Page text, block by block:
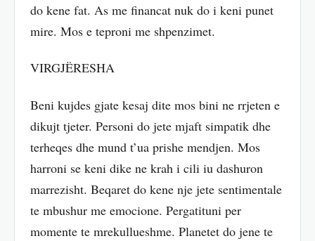
do kene fat. As me financat nuk do i keni punet
mire. Mos e teproni me shpenzimet.
VIRGJËRESHA
Beni kujdes gjate kesaj dite mos bini ne rrjeten e
dikujt tjeter. Personi do jete mjaft simpatik dhe
terheqes dhe mund t’ua prishe mendjen. Mos
harroni se keni dike ne krah i cili iu dashuron
marrezisht. Beqaret do kene nje jete sentimentale
te mbushur me emocione. Pergatituni per
momente te mrekullueshme. Planetet do jene te